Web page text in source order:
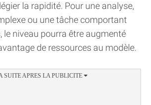
la rapidité. Pour une analyse,
ou une tâche comportant
le niveau pourra être augmenté
de ressources au modèle.